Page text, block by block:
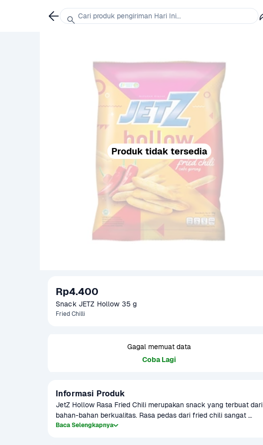
Produk tidak tersedia
Rp4.400
Snack JETZ Hollow 35 g
Fried Chilli
Gagal memuat data
Coba Lagi
Informasi Produk
JetZ Hollow Rasa Fried Chili merupakan snack yang terbuat dari
bahan-bahan berkualitas. Rasa pedas dari fried chili sangat
terasa nikmat, begitu juga dengan teksturnya yang renyah
Baca Selengkapnya
Cari produk pengiriman Hari Ini...